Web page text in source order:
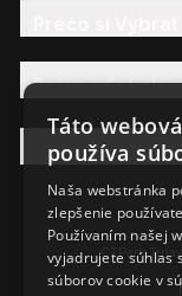
Právna Sekcia
AW Rodina
CTPark
Táto
používa
Naša webstránka
zlepšenie
Používaním našej
vyjadrujete súhlas
súborov cookie v